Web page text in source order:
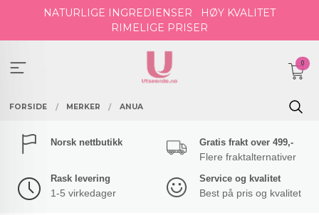
NATURLIGE INGREDIENSER
HØY KVALITET
RIMELIGE PRISER
0
FORSIDE MERKER ANUA
Norsk nettbutikk Gratis frakt over 499,-
Flere fraktalternativer
Rask levering
1-5 virkedager
Service og kvalitet
Best på pris og kvalitet